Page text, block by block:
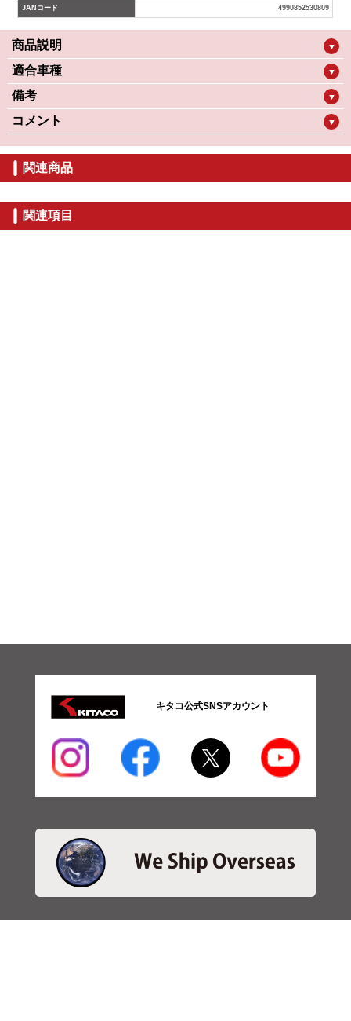
JANコード 4990852530809
商品説明 ▼
適合車種 ▼
備考 ▼
コメント ▼
関連商品
関連項目
キタコ公式SNSアカウント